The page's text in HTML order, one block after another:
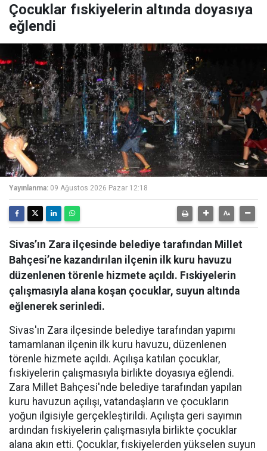
Çocuklar fıskiyelerin altında doyasıya
eğlendi
Yayınlanma: 09 Ağustos 2026 Pazar 12:18
Sivas’ın Zara ilçesinde belediye tarafından Millet
Bahçesi’ne kazandırılan ilçenin ilk kuru havuzu
düzenlenen törenle hizmete açıldı. Fıskiyelerin
çalışmasıyla alana koşan çocuklar, suyun altında
eğlenerek serinledi.
Sivas'ın Zara ilçesinde belediye tarafından yapımı
tamamlanan ilçenin ilk kuru havuzu, düzenlenen
törenle hizmete açıldı. Açılışa katılan çocuklar,
fıskiyelerin çalışmasıyla birlikte doyasıya eğlendi.
Zara Millet Bahçesi'nde belediye tarafından yapılan
kuru havuzun açılışı, vatandaşların ve çocukların
yoğun ilgisiyle gerçekleştirildi. Açılışta geri sayımın
ardından fıskiyelerin çalışmasıyla birlikte çocuklar
alana akın etti. Çocuklar, fıskiyelerden yükselen suyun